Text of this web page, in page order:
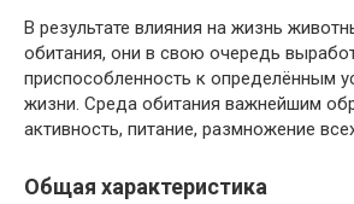
В результате влияния на жизнь
обитания, они в свою очередь
приспособленность к определённым
жизни. Среда обитания важнейшим
активность, питание, размножение
Общая характеристика